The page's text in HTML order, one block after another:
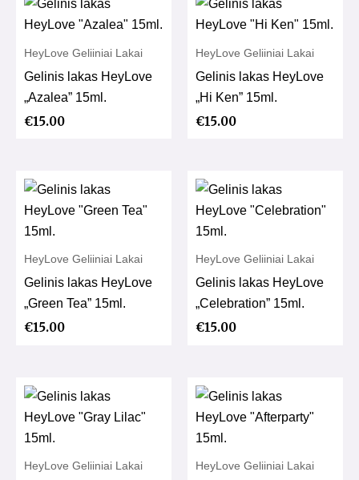
HeyLove Geliiniai Lakai
Gelinis lakas HeyLove
„Azalea” 15ml.
€15.00
HeyLove Geliiniai Lakai
Gelinis lakas HeyLove
„Hi Ken” 15ml.
€15.00
HeyLove Geliiniai Lakai
Gelinis lakas HeyLove
„Green Tea” 15ml.
€15.00
HeyLove Geliiniai Lakai
Gelinis lakas HeyLove
„Celebration” 15ml.
€15.00
HeyLove Geliiniai Lakai HeyLove Geliiniai Lakai